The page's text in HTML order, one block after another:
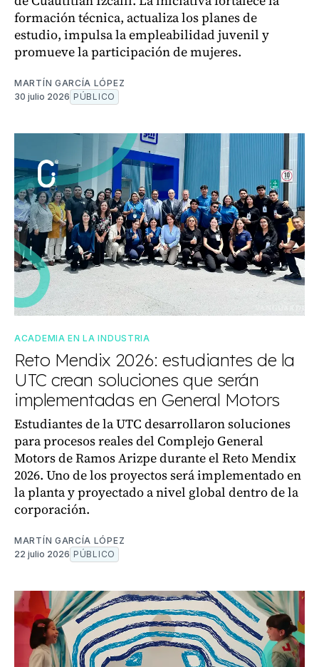
formación técnica, actualiza los planes de
estudio, impulsa la empleabilidad juvenil y
promueve la participación de mujeres.
MARTÍN GARCÍA LÓPEZ
30 julio 2026 PÚBLICO
ACADEMIA EN LA INDUSTRIA
Reto Mendix 2026: estudiantes de la
UTC crean soluciones que serán
implementadas en General Motors
Estudiantes de la UTC desarrollaron soluciones
para procesos reales del Complejo General
Motors de Ramos Arizpe durante el Reto Mendix
2026. Uno de los proyectos será implementado en
la planta y proyectado a nivel global dentro de la
corporación.
MARTÍN GARCÍA LÓPEZ
22 julio 2026 PÚBLICO